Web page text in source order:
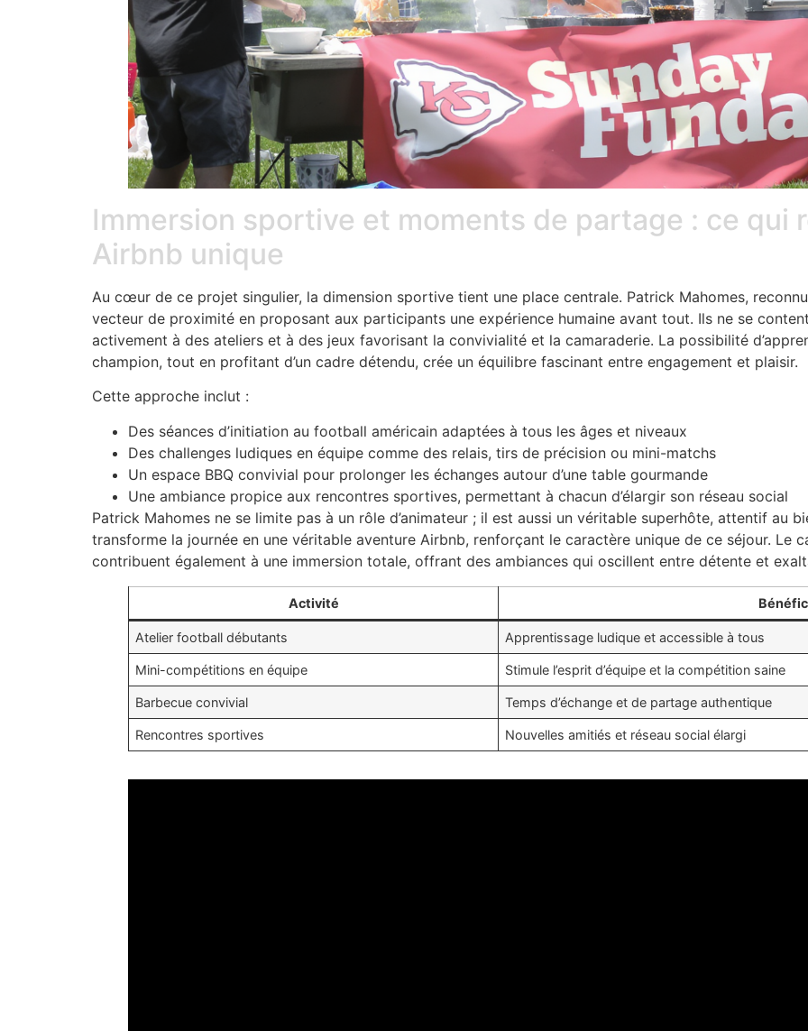
Immersion sportive et moments de partage : ce qui
Airbnb unique
Au cœur de ce projet singulier, la dimension sportive tient une place centrale. Patrick Mahomes,
vecteur de proximité en proposant aux participants une expérience humaine avant tout. Ils ne se
activement à des ateliers et à des jeux favorisant la convivialité et la camaraderie. La possibilité
champion, tout en profitant d’un cadre détendu, crée un équilibre fascinant entre engagement et plaisir.
Cette approche inclut :
Des séances d’initiation au football américain adaptées à tous les âges et niveaux
Des challenges ludiques en équipe comme des relais, tirs de précision ou mini-matchs
Un espace BBQ convivial pour prolonger les échanges autour d’une table gourmande
Une ambiance propice aux rencontres sportives, permettant à chacun d’élargir son réseau social
Patrick Mahomes ne se limite pas à un rôle d’animateur ; il est aussi un véritable superhôte, attentif au
transforme la journée en une véritable aventure Airbnb, renforçant le caractère unique de ce séjour. Le
contribuent également à une immersion totale, offrant des ambiances qui oscillent entre détente et
Activité
Atelier football débutants Apprentissage ludique et accessible à tous
Mini-compétitions en équipe Stimule l’esprit d’équipe et la compétition saine
Barbecue convivial Temps d’échange et de partage authentique
Rencontres sportives Nouvelles amitiés et réseau social élargi